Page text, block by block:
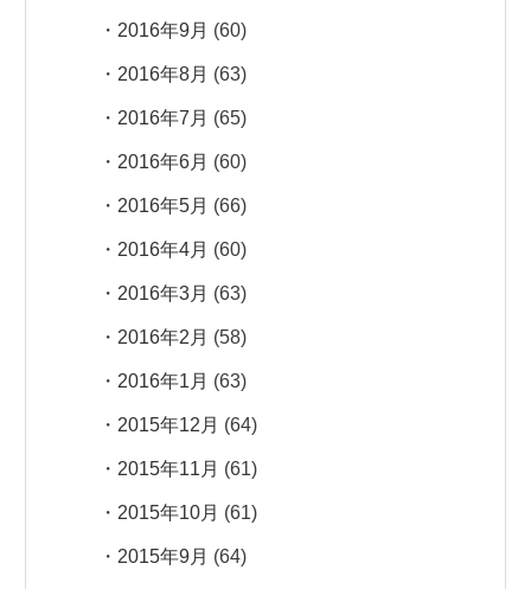
2016年9月 (60)
2016年8月 (63)
2016年7月 (65)
2016年6月 (60)
2016年5月 (66)
2016年4月 (60)
2016年3月 (63)
2016年2月 (58)
2016年1月 (63)
2015年12月 (64)
2015年11月 (61)
2015年10月 (61)
2015年9月 (64)